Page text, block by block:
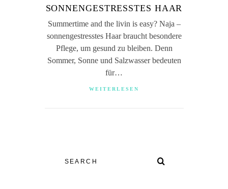
SONNENGESTRESSTES HAAR
Summertime and the livin is easy? Naja –
sonnengestresstes Haar braucht besondere
Pflege, um gesund zu bleiben. Denn
Sommer, Sonne und Salzwasser bedeuten
für…
WEITERLESEN